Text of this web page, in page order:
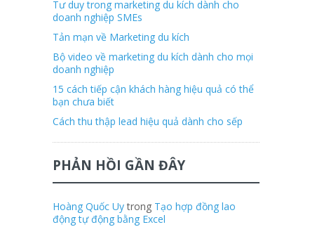
Tư duy trong marketing du kích dành cho
doanh nghiệp SMEs
Tản mạn về Marketing du kích
Bộ video về marketing du kích dành cho mọi
doanh nghiệp
15 cách tiếp cận khách hàng hiệu quả có thể
bạn chưa biết
Cách thu thập lead hiệu quả dành cho sếp
PHẢN HỒI GẦN ĐÂY
Hoàng Quốc Uytrong Tạo hợp đồng lao
động tự động bằng Excel